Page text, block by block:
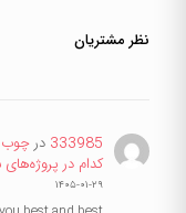
نظر مشتریان
333985 در
کدام در
۱۴۰۵-۰۱-۲۹